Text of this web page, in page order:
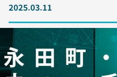
2025.03.11